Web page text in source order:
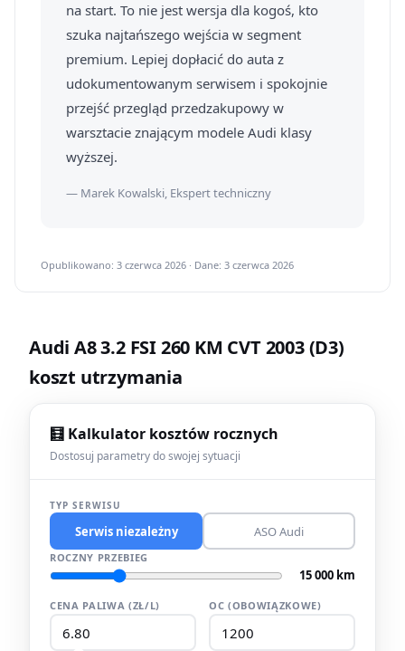
na start. To nie jest wersja dla kogoś, kto
szuka najtańszego wejścia w segment
premium. Lepiej dopłacić do auta z
udokumentowanym serwisem i spokojnie
przejść przegląd przedzakupowy w
warsztacie znającym modele Audi klasy
wyższej.
— Marek Kowalski, Ekspert techniczny
Opublikowano: 3 czerwca 2026 · Dane: 3 czerwca 2026
Audi A8 3.2 FSI 260 KM CVT 2003 (D3)
koszt utrzymania
🧮 Kalkulator kosztów rocznych
Dostosuj parametry do swojej sytuacji
TYP SERWISU
Serwis niezależny ASO Audi
ROCZNY PRZEBIEG
15 000 km
CENA PALIWA (ZŁ/L) OC (OBOWIĄZKOWE)